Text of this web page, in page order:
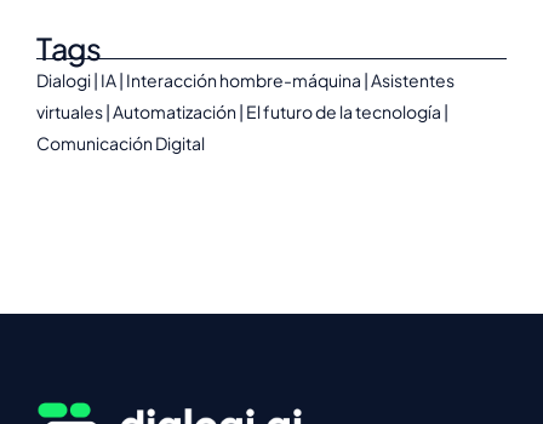
Tags
Dialogi | IA | Interacción hombre-máquina | Asistentes
virtuales | Automatización | El futuro de la tecnología |
Comunicación Digital